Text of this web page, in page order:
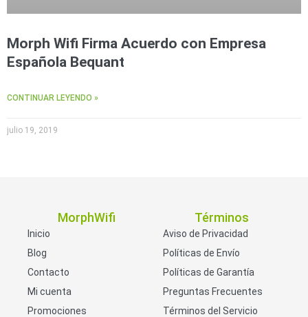
Morph Wifi Firma Acuerdo con Empresa
Española Bequant
CONTINUAR LEYENDO »
julio 19, 2019
MorphWifi
Inicio
Blog
Contacto
Mi cuenta
Promociones
Términos
Aviso de Privacidad
Políticas de Envío
Políticas de Garantía
Preguntas Frecuentes
Términos del Servicio